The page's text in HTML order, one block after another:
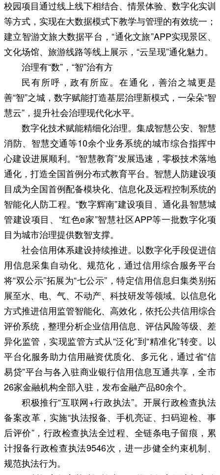
校园项目通过线上线下相结合、情景体验、数字化实训
等方式，实现在大数据模式下教学与管理的有效统一；
建立智游文旅大数据平台，“通化文旅”APP实现景区、
文化场馆、旅游线路等线上展示，“云呈现”通化魅力。
治理有“数”，“智”治有方
民有所呼，政有所应。在通化，善治之城更是
善“智”之城，数字赋能打造基层治理新模式，一朵朵“智
慧云”，提升社会治理现代化水平。
数字化技术赋能精细化治理。集成智慧公安、智慧
消防、智慧交通等10余个业务系统的城市综合指挥中
心建设进展顺利。“智慧教育”发展迅速，零极技术落地
通化，打造全国首例分布式教育平台。智慧人防建设项
目成为全国首例配备模块化、信息化及远程控制系统的
智能化人防工程。“数字辉南”建设项目、通化县智慧城
管建设项目、“红色e家”智慧社区APP等一批数字化项
目为城市治理提供数智支撑。
社会信用体系建设持续推进。以数字化手段促进信
用信息采集自动化、规范化，通过信用综合服务平台
将“双公示”拓展为“七公示”，特定信用信息归集类别拓
展至水、电、气、不动产、科技研发等领域。以信息化
方式推进信用监管智能化、高效化，依托公共信用综合
评价系统，整理分析企业信用信息、评估风险等级、差
异化监管，实现监管方式从“泛化”到“精准化”转变。以
平台化服务助力信用融资优质化、多元化，通过省“信
易贷”平台与各入驻商业银行信用信息互通共享，全市
26家金融机构全部入驻，发布金融产品80余个。
积极推行“互联网+行政执法”。开展行政检查执法
备案改革，实施“执法报备、手机亮证、扫码迎检、事
后评价”，行政检查执法全过程、全链条电子留痕，累
计报备行政检查执法9546次，进一步健全约束机制、
规范执法行为。